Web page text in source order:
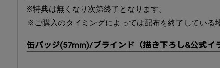
※特典は無くなり次第終了となります。
※ご購入のタイミングによっては配布を終了している
缶バッジ(57mm)/ブラインド（描き下ろし&公式イ